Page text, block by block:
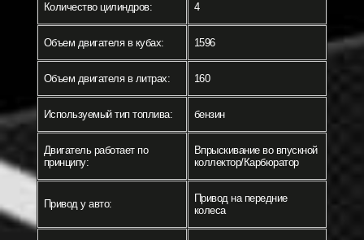
Количество цилиндров: 4
Объем двигателя в кубах: 1596
Объем двигателя в литрах: 160
Используемый тип топлива: бензин
Двигатель работает по
принципу:
Впрыскивание во впускной
коллектор/Карбюратор
Привод у авто:
Привод на передние
колеса